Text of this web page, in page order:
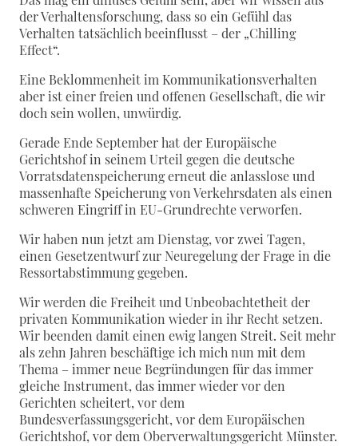
der Verhaltensforschung, dass so ein Gefühl das
Verhalten tatsächlich beeinflusst – der „Chilling
Effect“.
Eine Beklommenheit im Kommunikationsverhalten
aber ist einer freien und offenen Gesellschaft, die wir
doch sein wollen, unwürdig.
Gerade Ende September hat der Europäische
Gerichtshof in seinem Urteil gegen die deutsche
Vorratsdatenspeicherung erneut die anlasslose und
massenhafte Speicherung von Verkehrsdaten als einen
schweren Eingriff in EU-Grundrechte verworfen.
Wir haben nun jetzt am Dienstag, vor zwei Tagen,
einen Gesetzentwurf zur Neuregelung der Frage in die
Ressortabstimmung gegeben.
Wir werden die Freiheit und Unbeobachtetheit der
privaten Kommunikation wieder in ihr Recht setzen.
Wir beenden damit einen ewig langen Streit. Seit mehr
als zehn Jahren beschäftige ich mich nun mit dem
Thema – immer neue Begründungen für das immer
gleiche Instrument, das immer wieder vor den
Gerichten scheitert, vor dem
Bundesverfassungsgericht, vor dem Europäischen
Gerichtshof, vor dem Oberverwaltungsgericht Münster.